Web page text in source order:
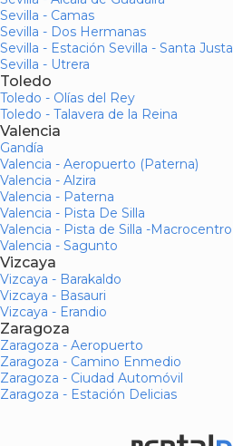
Sevilla - Camas
Sevilla - Dos Hermanas
Sevilla - Estación Sevilla - Santa Justa
Sevilla - Utrera
Toledo
Toledo - Olías del Rey
Toledo - Talavera de la Reina
Valencia
Gandía
Valencia - Aeropuerto (Paterna)
Valencia - Alzira
Valencia - Paterna
Valencia - Pista De Silla
Valencia - Pista de Silla -Macrocentro
Valencia - Sagunto
Vizcaya
Vizcaya - Barakaldo
Vizcaya - Basauri
Vizcaya - Erandio
Zaragoza
Zaragoza - Aeropuerto
Zaragoza - Camino Enmedio
Zaragoza - Ciudad Automóvil
Zaragoza - Estación Delicias